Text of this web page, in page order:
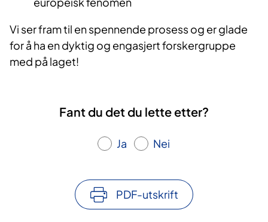
Vi ser fram til en spennende prosess og er glade
for å ha en dyktig og engasjert forskergruppe
med på laget!
Fant du det du lette etter?
Ja Nei
PDF-utskrift